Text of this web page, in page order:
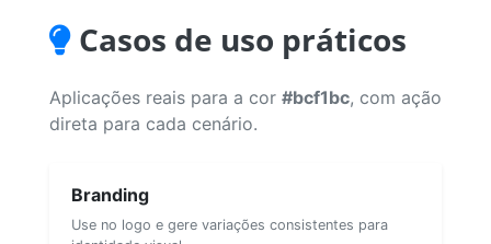
Casos de uso práticos
Aplicações reais para a cor #bcf1bc, com ação
direta para cada cenário.
Branding
Use no logo e gere variações consistentes para